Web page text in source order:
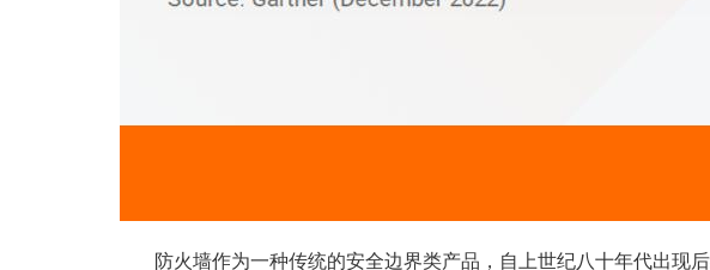
防火墙作为一种传统的安全边界类产品，自上世纪八十年代出现